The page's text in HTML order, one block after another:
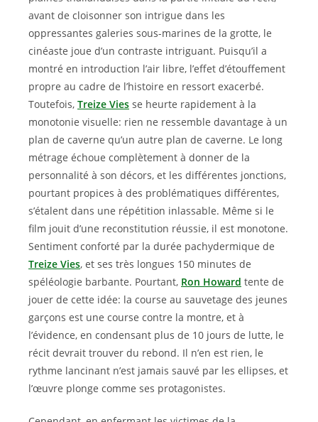
avant de cloisonner son intrigue dans les
oppressantes galeries sous-marines de la grotte, le
cinéaste joue d’un contraste intriguant. Puisqu’il a
montré en introduction l’air libre, l’effet d’étouffement
propre au cadre de l’histoire en ressort exacerbé.
Toutefois, Treize Vies se heurte rapidement à la
monotonie visuelle: rien ne ressemble davantage à un
plan de caverne qu’un autre plan de caverne. Le long
métrage échoue complètement à donner de la
personnalité à son décors, et les différentes jonctions,
pourtant propices à des problématiques différentes,
s’étalent dans une répétition inlassable. Même si le
film jouit d’une reconstitution réussie, il est monotone.
Sentiment conforté par la durée pachydermique de
Treize Vies, et ses très longues 150 minutes de
spéléologie barbante. Pourtant, Ron Howard tente de
jouer de cette idée: la course au sauvetage des jeunes
garçons est une course contre la montre, et à
l’évidence, en condensant plus de 10 jours de lutte, le
récit devrait trouver du rebond. Il n’en est rien, le
rythme lancinant n’est jamais sauvé par les ellipses, et
l’œuvre plonge comme ses protagonistes.